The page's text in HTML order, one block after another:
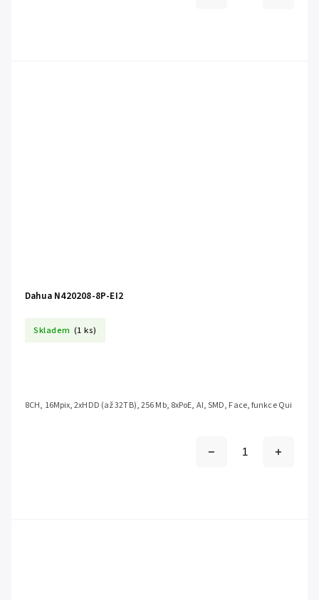
Dahua N420208-8P-EI2
Skladem (1 ks)
8CH, 16Mpix, 2xHDD (až 32TB), 256 Mb, 8xPoE, AI, SMD, Face, funkce Qui